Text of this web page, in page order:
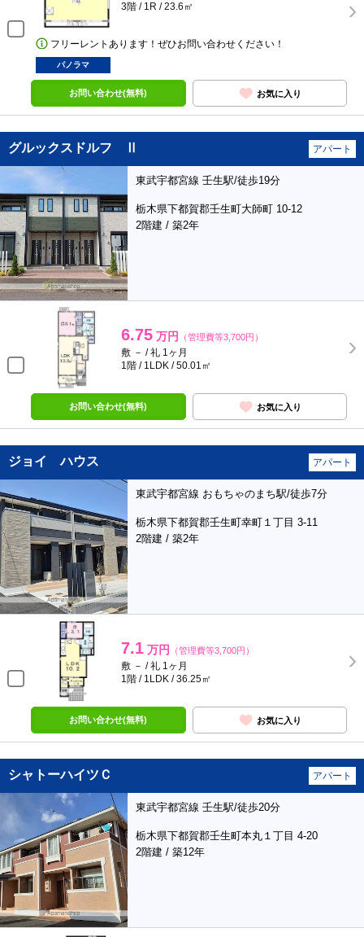
3階 / 1R / 23.6㎡
フリーレントあります！ぜひお問い合わせください！
パノラマ
お問い合わせ(無料) お気に入り
グルックスドルフ Ⅱ アパート
東武宇都宮線 壬生駅/徒歩19分
栃木県下都賀郡壬生町大師町 10-12
2階建 / 築2年
6.75 万円 （管理費等3,700円）
敷 － / 礼 1ヶ月
1階 / 1LDK / 50.01㎡
お問い合わせ(無料) お気に入り
ジョイ ハウス アパート
東武宇都宮線 おもちゃのまち駅/徒歩7分
栃木県下都賀郡壬生町幸町１丁目 3-11
2階建 / 築2年
7.1 万円 （管理費等3,700円）
敷 － / 礼 1ヶ月
1階 / 1LDK / 36.25㎡
お問い合わせ(無料) お気に入り
シャトーハイツＣ アパート
東武宇都宮線 壬生駅/徒歩20分
栃木県下都賀郡壬生町本丸１丁目 4-20
2階建 / 築12年